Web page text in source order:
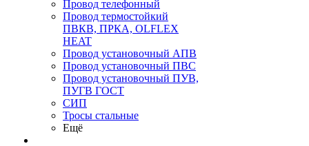
Провод телефонный
Провод термостойкий
ПВКВ, ПРКА, OLFLEX
HEAT
Провод установочный АПВ
Провод установочный ПВС
Провод установочный ПУВ,
ПУГВ ГОСТ
СИП
Тросы стальные
Ещё